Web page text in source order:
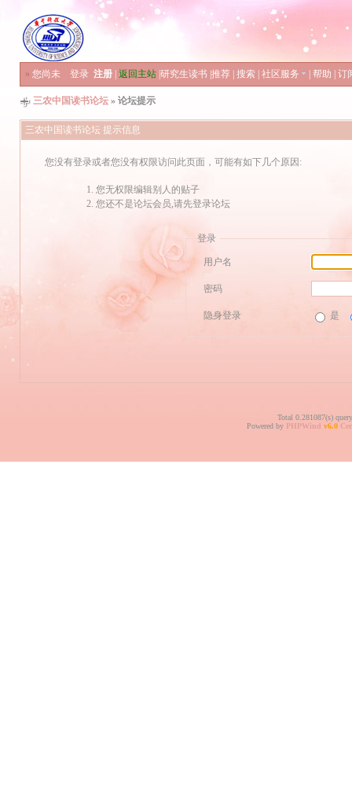
» 您尚未 登录 注册 返回主站 研究生读书 推荐 搜索 社区服务 帮助 订
三农中国读书论坛 » 论坛提示
三农中国读书论坛 提示信息
您没有登录或者您没有权限访问此页面，可能有如下几个原因:
您无权限编辑别人的贴子
您还不是论坛会员,请先登录论坛
登录
用户名
密码
隐身登录 是
Total 0.281087(s)
Powered by PHPWind v6.0